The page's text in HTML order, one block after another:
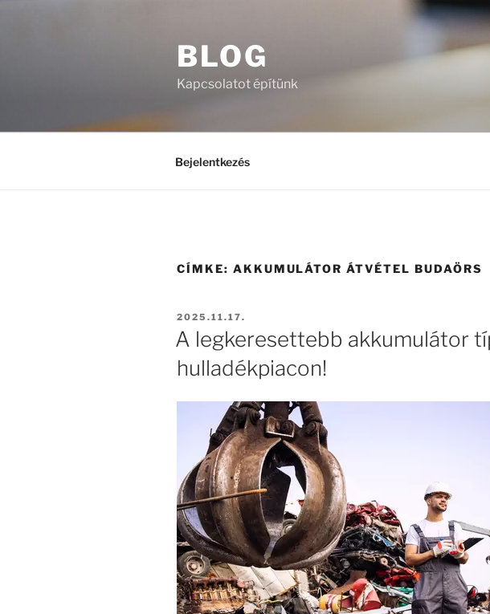
BLOG
Kapcsolatot építünk
Bejelentkezés
CÍMKE: AKKUMULÁTOR ÁTVÉTEL BUDAÖRS
BEKÜLDVE:
2025.11.17.
A legkeresettebb akkumulátor
hulladékpiacon!